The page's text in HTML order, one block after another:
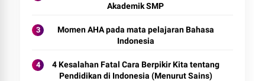
Akademik SMP
Momen AHA pada mata pelajaran Bahasa
Indonesia
4 Kesalahan Fatal Cara Berpikir Kita tentang
Pendidikan di Indonesia (Menurut Sains)